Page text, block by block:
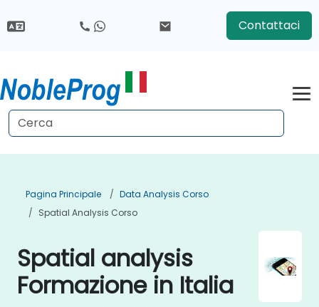
Contattaci
Pagina Principale
Data Analysis Corso
Spatial Analysis Corso
Spatial analysis
Formazione in Italia